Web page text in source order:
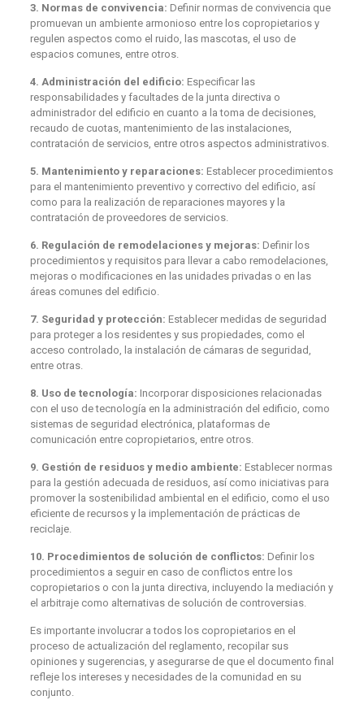
3. Normas de convivencia: Definir normas de convivencia que
promuevan un ambiente armonioso entre los copropietarios y
regulen aspectos como el ruido, las mascotas, el uso de
espacios comunes, entre otros.
4. Administración del edificio: Especificar las
responsabilidades y facultades de la junta directiva o
administrador del edificio en cuanto a la toma de decisiones,
recaudo de cuotas, mantenimiento de las instalaciones,
contratación de servicios, entre otros aspectos administrativos.
5. Mantenimiento y reparaciones: Establecer procedimientos
para el mantenimiento preventivo y correctivo del edificio, así
como para la realización de reparaciones mayores y la
contratación de proveedores de servicios.
6. Regulación de remodelaciones y mejoras: Definir los
procedimientos y requisitos para llevar a cabo remodelaciones,
mejoras o modificaciones en las unidades privadas o en las
áreas comunes del edificio.
7. Seguridad y protección: Establecer medidas de seguridad
para proteger a los residentes y sus propiedades, como el
acceso controlado, la instalación de cámaras de seguridad,
entre otras.
8. Uso de tecnología: Incorporar disposiciones relacionadas
con el uso de tecnología en la administración del edificio, como
sistemas de seguridad electrónica, plataformas de
comunicación entre copropietarios, entre otros.
9. Gestión de residuos y medio ambiente: Establecer normas
para la gestión adecuada de residuos, así como iniciativas para
promover la sostenibilidad ambiental en el edificio, como el uso
eficiente de recursos y la implementación de prácticas de
reciclaje.
10. Procedimientos de solución de conflictos: Definir los
procedimientos a seguir en caso de conflictos entre los
copropietarios o con la junta directiva, incluyendo la mediación y
el arbitraje como alternativas de solución de controversias.
Es importante involucrar a todos los copropietarios en el
proceso de actualización del reglamento, recopilar sus
opiniones y sugerencias, y asegurarse de que el documento final
refleje los intereses y necesidades de la comunidad en su
conjunto.